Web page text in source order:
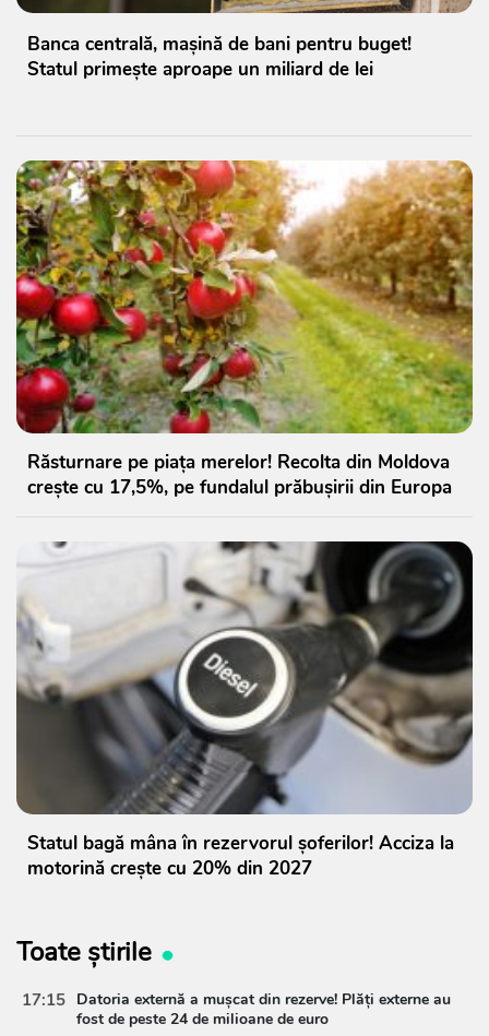
Banca centrală, mașină de bani pentru buget!
Statul primește aproape un miliard de lei
Răsturnare pe piața merelor! Recolta din Moldova
crește cu 17,5%, pe fundalul prăbușirii din Europa
Statul bagă mâna în rezervorul șoferilor! Acciza la
motorină crește cu 20% din 2027
Toate știrile
17:15 Datoria externă a mușcat din rezerve! Plăți externe au
fost de peste 24 de milioane de euro